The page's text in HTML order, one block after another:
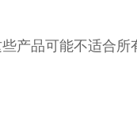
产品可能不适合所